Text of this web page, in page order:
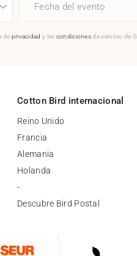
Fecha del evento
de privacidad y las condicionesde servicio de
Cotton Bird internacional
Reino Unido
Francia
Alemania
Holanda
-
Descubre Bird Postal